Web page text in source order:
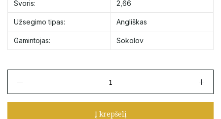
Svoris: 2,66
Užsegimo tipas: Angliškas
Gamintojas: Sokolov
Sokolov
Į krepšelį